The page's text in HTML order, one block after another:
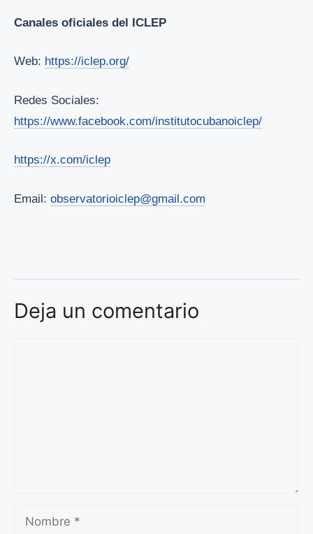
Canales oficiales del ICLEP
Web: https://iclep.org/
Redes Sociales:
https://www.facebook.com/institutocubanoiclep/
https://x.com/iclep
Email: observatorioiclep@gmail.com
Deja un comentario
Nombre